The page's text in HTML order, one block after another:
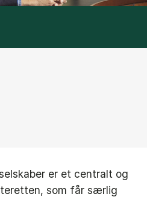
er et centralt og
som får særlig